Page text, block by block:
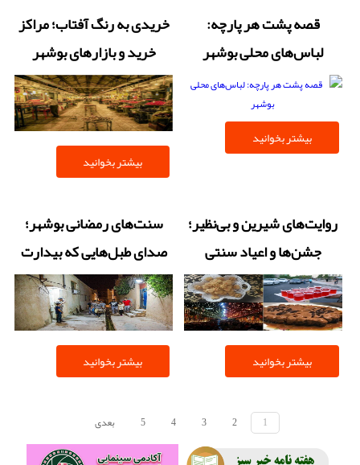
قصه پشت هر پارچه:
لباس‌های محلی بوشهر
بیشتر بخوانید
خریدی به رنگ آفتاب؛ مراکز
خرید و بازارهای بوشهر
بیشتر بخوانید
روایت‌های شیرین و بی‌نظیر؛
جشن‌ها و اعیاد سنتی
بوشهر
بیشتر بخوانید
سنت‌های رمضانی بوشهر؛
صدای طبل‌هایی که بیدارت
می‌کنند
بیشتر بخوانید
1
2
3
4
5 بعدی